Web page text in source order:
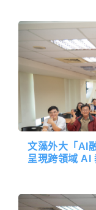
文藻外大「AI
呈現跨領域 AI